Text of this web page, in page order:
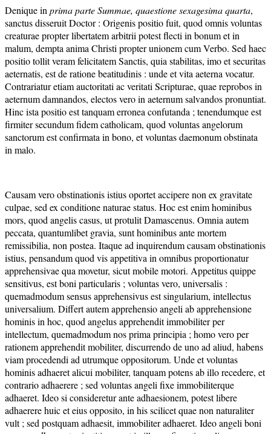
Denique in prima parte Summae, quaestione sexagesima quarta,
sanctus disseruit Doctor : Origenis positio fuit, quod omnis voluntas
creaturae propter libertatem arbitrii potest flecti in bonum et in
malum, dempta anima Christi propter unionem cum Verbo. Sed haec
positio tollit veram felicitatem Sanctis, quia stabilitas, imo et securitas
aeternatis, est de ratione beatitudinis : unde et vita aeterna vocatur.
Contrariatur etiam auctoritati ac veritati Scripturae, quae reprobos in
aeternum damnandos, electos vero in aeternum salvandos pronuntiat.
Hinc ista positio est tanquam erronea confutanda ; tenendumque est
firmiter secundum fidem catholicam, quod voluntas angelorum
sanctorum est confirmata in bono, et voluntas daemonum obstinata
in malo.
Causam vero obstinationis istius oportet accipere non ex gravitate
culpae, sed ex conditione naturae status. Hoc est enim hominibus
mors, quod angelis casus, ut protulit Damascenus. Omnia autem
peccata, quantumlibet gravia, sunt hominibus ante mortem
remissibilia, non postea. Itaque ad inquirendum causam obstinationis
istius, pensandum quod vis appetitiva in omnibus proportionatur
apprehensivae qua movetur, sicut mobile motori. Appetitus quippe
sensitivus, est boni particularis ; voluntas vero, universalis :
quemadmodum sensus apprehensivus est singularium, intellectus
universalium. Differt autem apprehensio angeli ab apprehensione
hominis in hoc, quod angelus apprehendit immobiliter per
intellectum, quemadmodum nos prima principia ; homo vero per
rationem apprehendit mobiliter, discurrendo de uno ad aliud, habens
viam procedendi ad utrumque oppositorum. Unde et voluntas
hominis adhaeret alicui mobiliter, tanquam potens ab illo recedere, et
contrario adhaerere ; sed voluntas angeli fixe immobiliterque
adhaeret. Ideo si consideretur ante adhaesionem, potest libere
adhaerere huic et eius opposito, in his scilicet quae non naturaliter
vult ; sed postquam adhaesit, immobiliter adhaeret. Ideo angeli boni